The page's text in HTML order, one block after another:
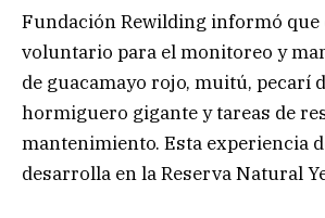
Fundación Rewilding informó que
voluntario para el monitoreo y
de guacamayo rojo, muitú, pecarí
hormiguero gigante y tareas de
mantenimiento. Esta experiencia
desarrolla en la Reserva Natural